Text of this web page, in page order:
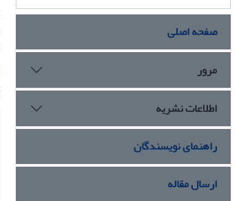
صفحه اصلی
مرور
اطلاعات نشریه
راهنمای نویسندگان
ارسال مقاله